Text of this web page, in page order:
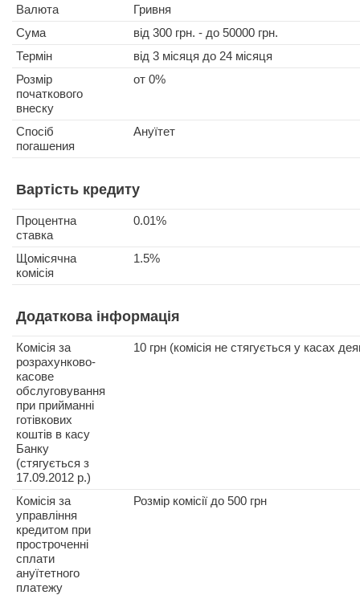
Валюта
Гривня
Сума
від 300 грн. - до 50000 грн.
Термін
від 3 місяця до 24 місяця
Розмір
початкового
внеску
от 0%
Спосіб
погашения
Ануїтет
Вартість кредиту
Процентна
ставка
0.01%
Щомісячна
комісія
1.5%
Додаткова інформація
Комісія за
розрахунково-
касове
обслуговування
при прийманні
готівкових
коштів в касу
Банку
(стягується з
17.09.2012 р.)
10 грн (комісія не стягується у касах
Комісія за
управління
кредитом при
простроченні
сплати
ануїтетного
платежу
Розмір комісії до 500 грн